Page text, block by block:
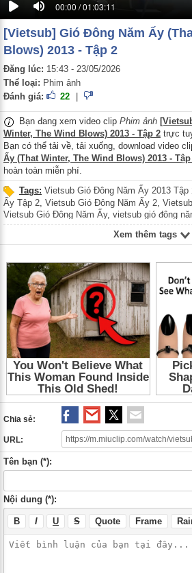
00:00 / 01:03:11
[Vietsub] Gió Đông Năm Ấy
Blows) 2013 - Tập 2
Đăng lúc: 15:43 - 23/05/2026
Thể loại: Phim ảnh
Đánh giá:
22
Bạn đang xem video clip Phim ảnh
Winter, The Wind Blows) 2013 - Tập 2 trực
Bạn có thể tải về, tải xuống, download video
Ấy (That Winter, The Wind Blows) 2013 - Tập
hoàn toàn miễn phí.
Tags: Vietsub Gió Đông Năm Ấy 2013 Tập
Ấy Tập 2 Vietsub Gió Đông Năm Ấy 2
Vietsub Gió Đông Năm Ấy, vietsub gió đông
đông năm ấy tập 2,vietsub gió đông năm ấy 2,
vietsub gió đông năm ấy,Vietsub That
The Wind Blows 2,Vietsub That Winter The
That Winter The Wind Blows,Gió Đông Năm
Năm Ấy Tập 2,Gió Đông Năm Ấy 2, Gió
Năm Ấy,gió đông năm ấy 2013 tập 2 gió
ấy 2 , gió đông năm ấy 2013,gió đông năm ấy
2013 Tập 2,That Winter The Wind Blows Tập 2
Blows 2,That Winter The Wind Blows 2013,
Phim tình cảm Hàn Quốc,Phim tình cảm
Dong Nam Ay 2013 Tap 2 ,Vietsub Gio Dong
Dong Nam Ay 2, Vietsub Gio Dong Nam Ay
Ay,Vietsub That Winter The Wind Blows 2013
The Wind Blows Tap 2,Gio Dong Nam Ay
Tap 2,Gio Dong Nam Ay 2,Gio Dong Nam Ay
That Winter The Wind Blows 2013 Tap 2
2,Phim tinh cam Han Quoc,Phim tinh cam
Xem thêm tags
Chia sẻ:
URL:
Tên bạn (*):
Nội dung (*):
B I U S Quote Frame